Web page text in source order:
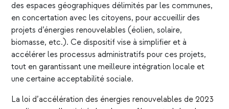
des espaces géographiques délimités par les communes,
en concertation avec les citoyens, pour accueillir des
projets d’énergies renouvelables (éolien, solaire,
biomasse, etc.). Ce dispositif vise à simplifier et à
accélérer les processus administratifs pour ces projets,
tout en garantissant une meilleure intégration locale et
une certaine acceptabilité sociale.
Laloi d’accélération des énergies renouvelables de 2023